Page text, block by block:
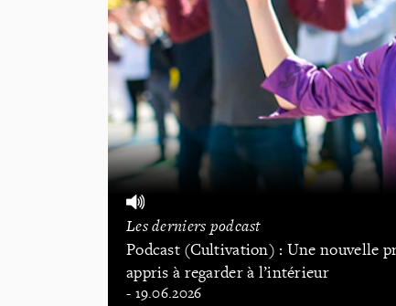
Les derniers podcast
Podcast (Cultivation) : Une nouvelle
appris à regarder à l’intérieur
- 19.06.2026